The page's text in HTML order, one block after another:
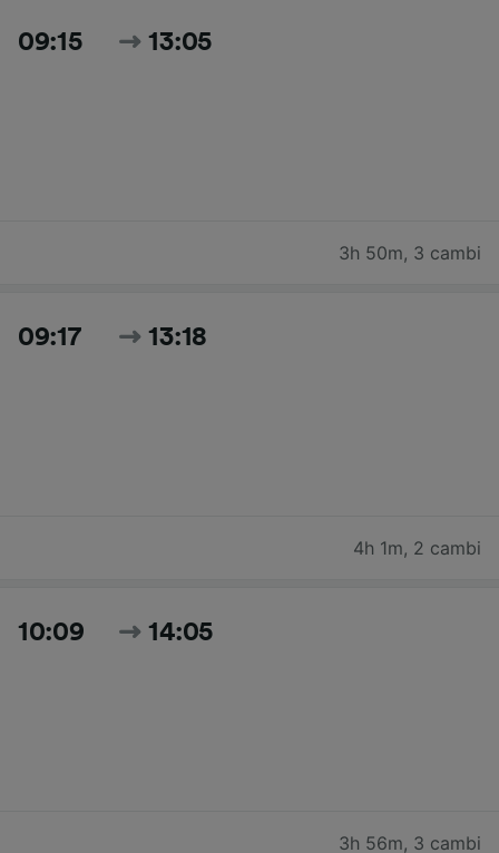
09:15 13:05
3h 50m, 3 cambi
09:17 13:18
4h 1m, 2 cambi
10:09 14:05
3h 56m, 3 cambi